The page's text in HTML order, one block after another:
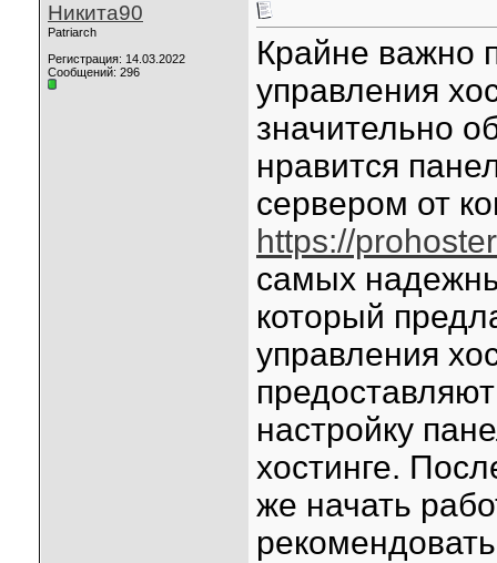
Никита90
Patriarch
Регистрация: 14.03.2022
Сообщений: 296
Крайне важно
управления
значительно
нравится
сервером от
https://
самых
который
управления
настройку
хостинге.
же начать